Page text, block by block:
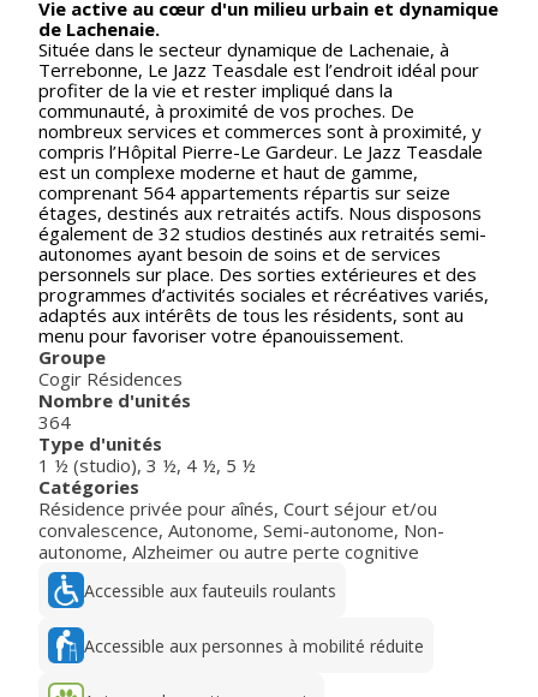
Vie active au cœur d'un milieu urbain et dynamique
de Lachenaie.
Située dans le secteur dynamique de Lachenaie, à
Terrebonne, Le Jazz Teasdale est l’endroit idéal pour
profiter de la vie et rester impliqué dans la
communauté, à proximité de vos proches. De
nombreux services et commerces sont à proximité, y
compris l’Hôpital Pierre-Le Gardeur. Le Jazz Teasdale
est un complexe moderne et haut de gamme,
comprenant 564 appartements répartis sur seize
étages, destinés aux retraités actifs. Nous disposons
également de 32 studios destinés aux retraités semi-
autonomes ayant besoin de soins et de services
personnels sur place. Des sorties extérieures et des
programmes d’activités sociales et récréatives variés,
adaptés aux intérêts de tous les résidents, sont au
menu pour favoriser votre épanouissement.
Groupe
Cogir Résidences
Nombre d'unités
364
Type d'unités
1 ½ (studio), 3 ½, 4 ½, 5 ½
Catégories
Résidence privée pour aînés, Court séjour et/ou
convalescence, Autonome, Semi-autonome, Non-
autonome, Alzheimer ou autre perte cognitive
Accessible aux fauteuils roulants
Accessible aux personnes à mobilité réduite